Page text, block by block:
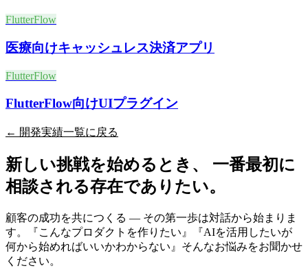
FlutterFlow
医療向けキャッシュレス決済アプリ
FlutterFlow
FlutterFlow向けUIプラグイン
← 開発実績一覧に戻る
新しい挑戦を始めるとき、 一番最初に
相談される存在でありたい。
顧客の成功を共につくる — その第一歩は対話から始まりま
す。『こんなプロダクトを作りたい』『AIを活用したいが
何から始めればいいかわからない』そんなお悩みをお聞かせ
ください。